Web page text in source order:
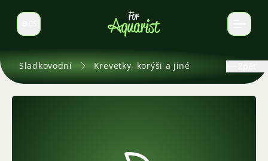
Select language
Sladkovodní Krevetky, korýši a jiné